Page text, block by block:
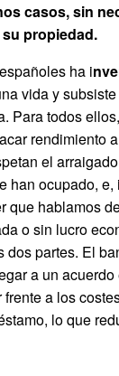
casos, sin
propiedad.
ha i
vida y
Para todos
rendimiento
el
han ocupado,
que hablamos
o sin lucro
partes. El
a un
a los
lo que